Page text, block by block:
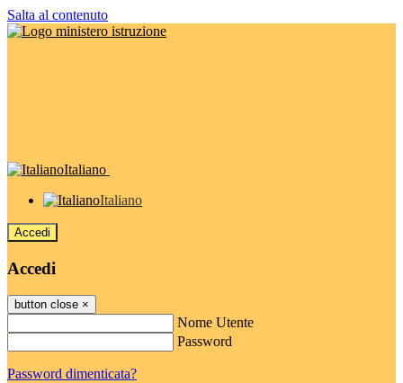
Salta al contenuto
Italiano
Italiano
Accedi
Accedi
button close ×
Nome Utente
Password
Password dimenticata?